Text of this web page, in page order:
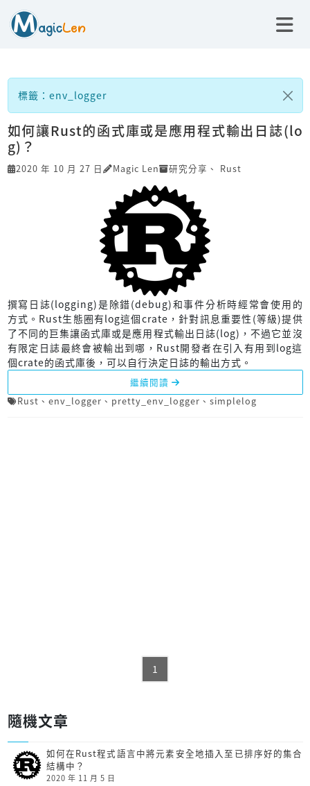
標籤：env_logger
如何讓Rust的函式庫或是應用程式輸出日誌(lo
g)？
2020 年 10 月 27 日 Magic Len 研究分享 、 Rust
撰寫日誌(logging)是除錯(debug)和事件分析時經常會使用的
方式。Rust生態圈有log這個crate，針對訊息重要性(等級)提供
了不同的巨集讓函式庫或是應用程式輸出日誌(log)，不過它並沒
有限定日誌最終會被輸出到哪，Rust開發者在引入有用到log這
個crate的函式庫後，可以自行決定日誌的輸出方式。
繼續閱讀
Rust 、 env_logger 、 pretty_env_logger 、 simplelog
1
隨機文章
如何在Rust程式語言中將元素安全地插入至已排序好的集合
結構中？
2020 年 11 月 5 日